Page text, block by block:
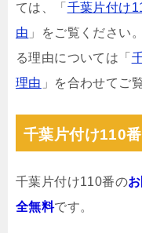
ては、「 千葉片付け
由 」をご覧ください
る理由については「
理由 」を合わせてご
千葉片付け110
千葉片付け110番の
全無料です。